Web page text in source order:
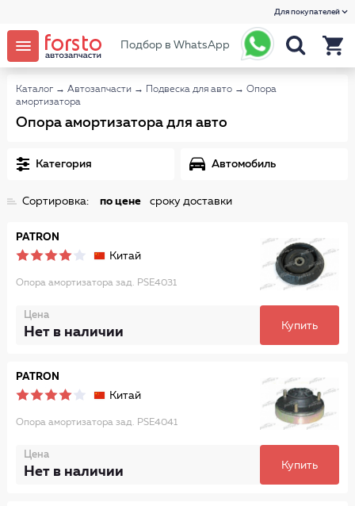
Для покупателей
Подбор в WhatsApp
Каталог → Автозапчасти → Подвеска для авто → Опора
амортизатора
Опора амортизатора для авто
Категория Автомобиль
Сортировка: по цене сроку доставки
PATRON
Китай
Опора амортизатора зад. PSE4031
Цена
Нет в наличии Купить
PATRON
Китай
Опора амортизатора зад. PSE4041
Цена
Нет в наличии Купить